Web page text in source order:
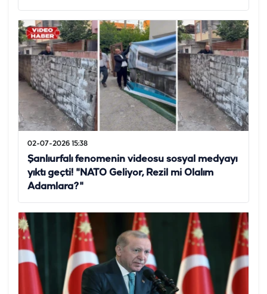
02-07-2026 15:38
Şanlıurfalı fenomenin videosu sosyal medyayı
yıktı geçti! "NATO Geliyor, Rezil mi Olalım
Adamlara?"